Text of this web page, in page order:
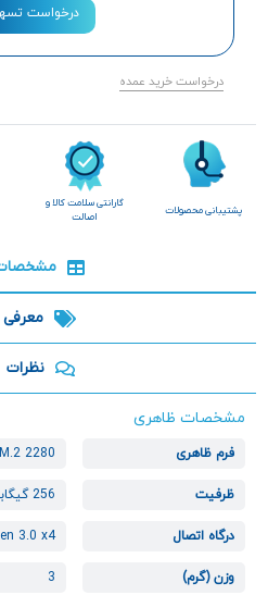
درخواست
درخواست خرید عمده
پشتیبانی محصولات
گارانتی سلامت کالا و
اصالت
معرفی
نظرات
مشخصات ظاهری
فرم ظاهری M.2 2280
ظرفیت 256 گیگابایت
درگاه اتصال 3.0 x4
وزن (گرم) 3